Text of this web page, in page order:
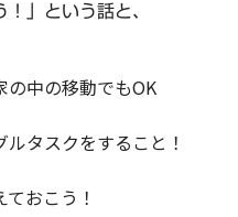
」という話と、
の中の移動でもOK
タスクをすること！
おこう！